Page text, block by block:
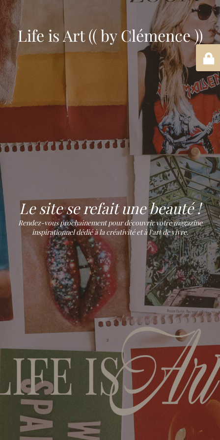
Life is Art (( by Clémence ))
Le site se refait une beauté !
Rendez-vous prochainement pour découvrir votre magazine
inspirationnel dédié à la créativité et à l'art de vivre.